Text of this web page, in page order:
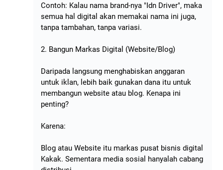
Contoh: Kalau nama brand-nya "Idn Driver", maka
semua hal digital akan memakai nama ini juga,
tanpa tambahan, tanpa variasi.
2. Bangun Markas Digital (Website/Blog)
Daripada langsung menghabiskan anggaran
untuk iklan, lebih baik gunakan dana itu untuk
membangun website atau blog. Kenapa ini
penting?
Karena:
Blog atau Website itu markas pusat bisnis digital
Kakak. Sementara media sosial hanyalah cabang